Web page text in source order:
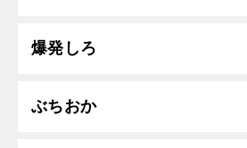
爆発しろ
ぶちおか